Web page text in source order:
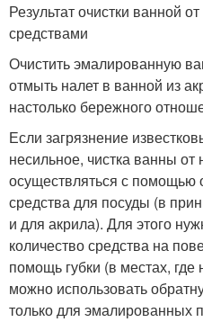
Результат очистки ванной
средствами
Очистить эмалированную
отмыть налет в ванной из
настолько бережного
Если загрязнение
несильное, чистка ванны от
осуществляться с
средства для посуды (в
и для акрила). Для этого
количество средства на
помощь губки (в местах, где
можно использовать
только для эмалированных